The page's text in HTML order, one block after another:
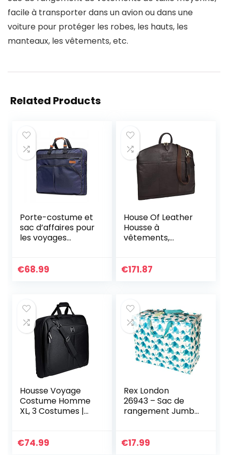
facile à transporter dans un avion ou dans une
voiture pour protéger les robes, les hauts, les
manteaux, les vêtements, etc.
Related Products
Porte-costume et
sac d’affaires pour
les voyages
Sac à vêtements
avec crochet et
pochette à
chaussures
€68.99
House Of Leather
Housse à
vêtements,
€171.87
Housse Voyage
Costume Homme
XL, 3 Costumes |
Porte Chemise
€74.99
Rex London
26943 – Sac de
rangement Jumbo
€17.99